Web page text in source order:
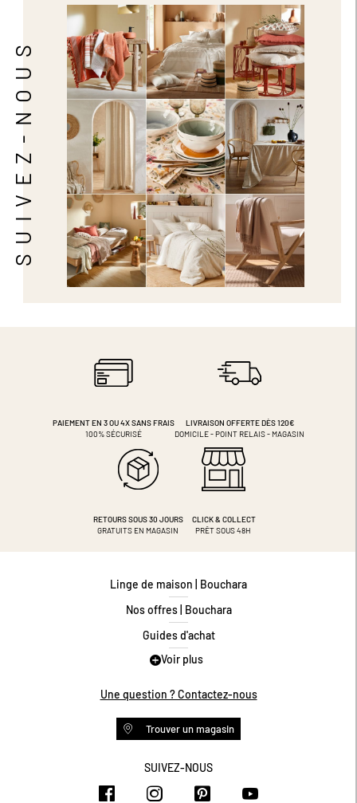
SUIVEZ-NOUS
PAIEMENT EN 3 OU 4XSANS FRAIS
100% SÉCURISÉ
LIVRAISON OFFERTE DÈS 120€
DOMICILE - POINT RELAIS - MAGASIN
RETOURS SOUS 30 JOURS
GRATUITS EN MAGASIN
CLICK & COLLECT
PRÊT SOUS 48H
Linge de maison | Bouchara
Nos offres | Bouchara
Guides d'achat
Guide des tailles
Programme de fidélité
Conditions des offres
Livraison et retours
Voir plus
Une question ? Contactez-nous
Trouver un magasin
SUIVEZ-NOUS
https://www.facebook.com/
https://https://